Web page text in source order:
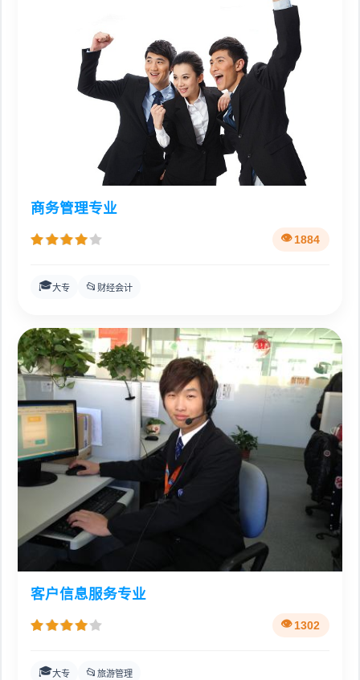
商务管理专业
1884
🎓大专 📂 财经会计
客户信息服务专业
1302
🎓大专 📂 旅游管理